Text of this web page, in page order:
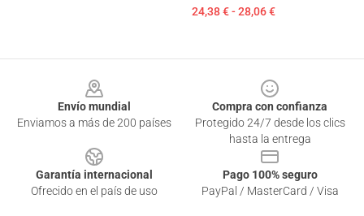
24,38 € - 28,06 €
Envío mundial
Enviamos a más de 200 países
Compra con confianza
Protegido 24/7 desde los clics
hasta la entrega
Garantía internacional
Ofrecido en el país de uso
Pago 100% seguro
PayPal / MasterCard / Visa